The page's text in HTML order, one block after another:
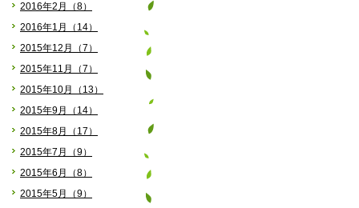
2016年2月（8）
2016年1月（14）
2015年12月（7）
2015年11月（7）
2015年10月（13）
2015年9月（14）
2015年8月（17）
2015年7月（9）
2015年6月（8）
2015年5月（9）